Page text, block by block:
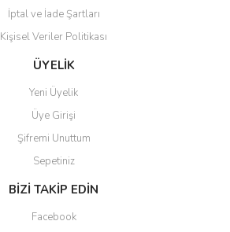
İptal ve İade Şartları
Kişisel Veriler Politikası
ÜYELİK
Yeni Üyelik
Üye Girişi
Şifremi Unuttum
Sepetiniz
BİZİ TAKİP EDİN
Facebook